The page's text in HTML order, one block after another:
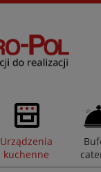
Urządzenia
kuchenne